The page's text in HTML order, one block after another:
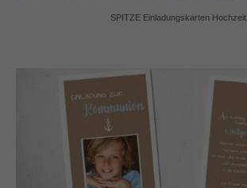
SPITZE Einladungskarten Hochzeit